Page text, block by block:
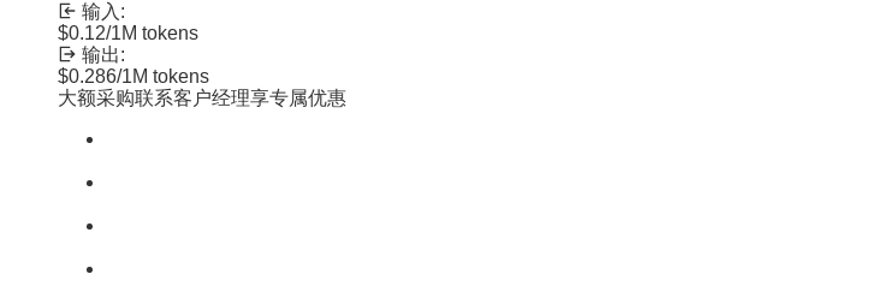
输入:
$0.12/1M tokens
输出:
$0.286/1M tokens
大额采购联系客户经理享专属优惠